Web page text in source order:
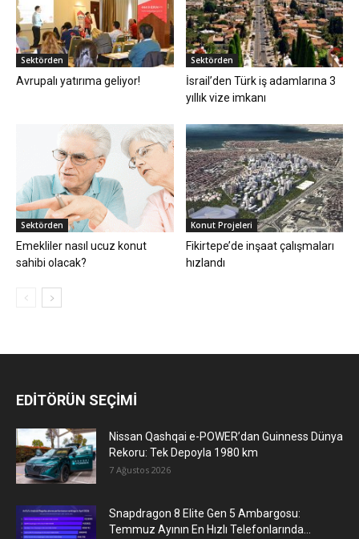
Sektörden
Avrupalı yatırıma geliyor!
Sektörden
İsrail’den Türk iş adamlarına 3
yıllık vize imkanı
Sektörden
Emekliler nasıl ucuz konut
sahibi olacak?
Konut Projeleri
Fikirtepe’de inşaat çalışmaları
hızlandı
EDİTÖRÜN SEÇİMİ
Nissan Qashqai e-POWER’dan Guinness Dünya
Rekoru: Tek Depoyla 1980 km
7 Ağustos 2026
Snapdragon 8 Elite Gen 5 Ambargosu:
Temmuz Ayının En Hızlı Telefonlarında...